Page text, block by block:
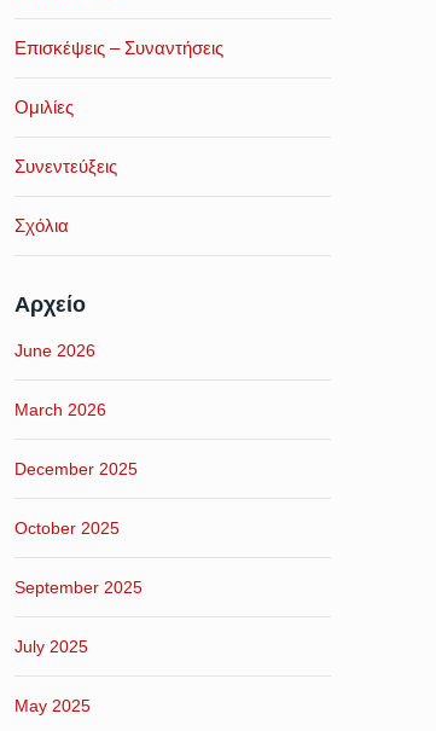
Επισκέψεις – Συναντήσεις
Ομιλίες
Συνεντεύξεις
Σχόλια
Αρχείο
June 2026
March 2026
December 2025
October 2025
September 2025
July 2025
May 2025